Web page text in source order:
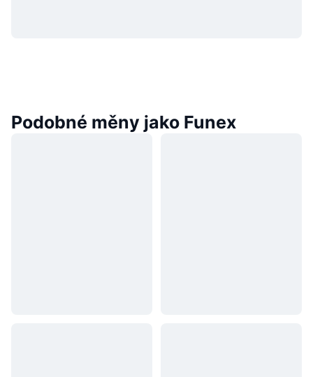
Podobné měny jako Funex